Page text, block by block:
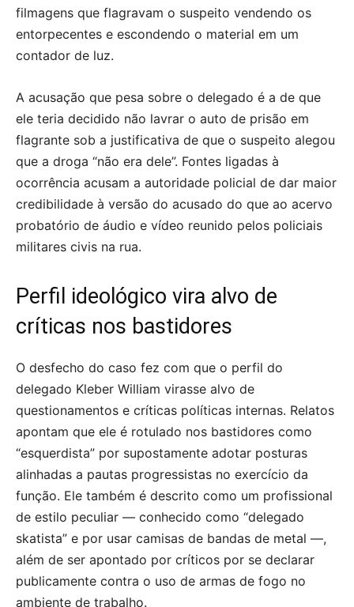
filmagens que flagravam o suspeito vendendo os
entorpecentes e escondendo o material em um
contador de luz.
A acusação que pesa sobre o delegado é a de que
ele teria decidido não lavrar o auto de prisão em
flagrante sob a justificativa de que o suspeito alegou
que a droga “não era dele”. Fontes ligadas à
ocorrência acusam a autoridade policial de dar maior
credibilidade à versão do acusado do que ao acervo
probatório de áudio e vídeo reunido pelos policiais
militares civis na rua.
Perfil ideológico vira alvo de
críticas nos bastidores
O desfecho do caso fez com que o perfil do
delegado Kleber William virasse alvo de
questionamentos e críticas políticas internas. Relatos
apontam que ele é rotulado nos bastidores como
“esquerdista” por supostamente adotar posturas
alinhadas a pautas progressistas no exercício da
função. Ele também é descrito como um profissional
de estilo peculiar — conhecido como “delegado
skatista” e por usar camisas de bandas de metal —,
além de ser apontado por críticos por se declarar
publicamente contra o uso de armas de fogo no
ambiente de trabalho.